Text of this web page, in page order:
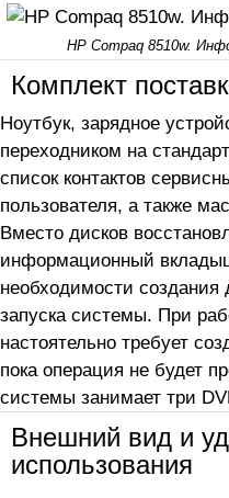
HP Compaq 8510w.
Комплект
Ноутбук, зарядное
переходником на
список контактов
пользователя, а также
Вместо дисков
информационный
необходимости создания
запуска системы. При
настоятельно требует
пока операция не будет
системы занимает три
Внешний вид и
использования